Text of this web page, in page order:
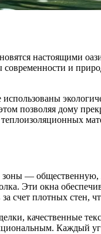
настоящими
и
позволяя дому
зоны —
Эти окна
счет плотных стен,
качественные
Каждый